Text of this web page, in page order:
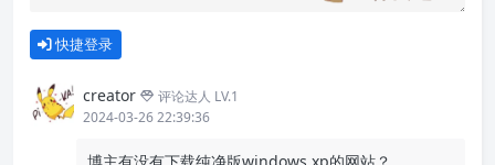
快捷登录
creator
评论达人 LV.1
2024-03-26 22:39:36